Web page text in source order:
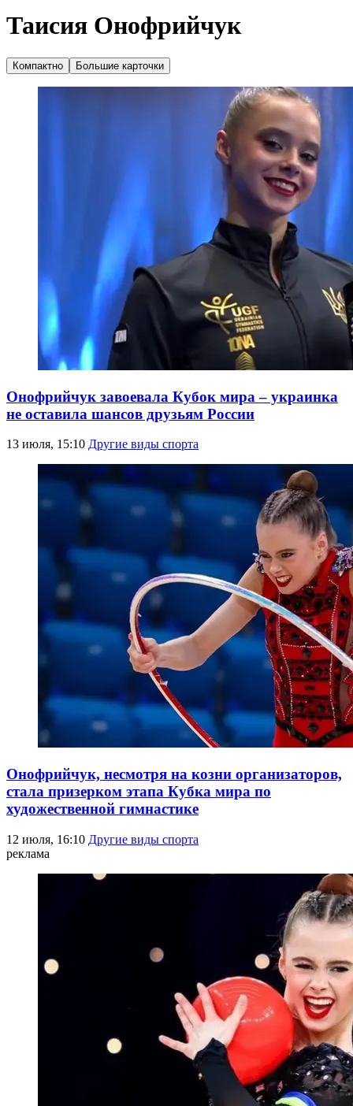
Таисия Онофрийчук
Компактно Большие карточки
Онофрийчук завоевала Кубок мира – украинка
не оставила шансов друзьям России
13 июля, 15:10 Другие виды спорта
Онофрийчук, несмотря на козни организаторов,
стала призерком этапа Кубка мира по
художественной гимнастике
12 июля, 16:10 Другие виды спорта
реклама